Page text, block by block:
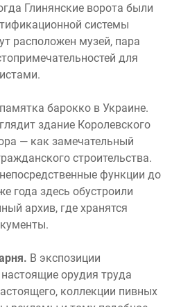
Глинянские ворота были
системы
расположен музей, пара
для
барокко в Украине.
здание Королевского
— как замечательный
строительства.
функции до
года здесь обустроили
архив, где хранятся
В экспозиции
орудия труда
коллекции пивных